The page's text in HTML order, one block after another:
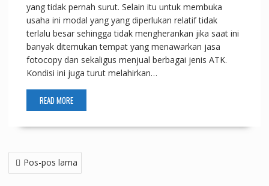
yang tidak pernah surut. Selain itu untuk membuka
usaha ini modal yang yang diperlukan relatif tidak
terlalu besar sehingga tidak mengherankan jika saat ini
banyak ditemukan tempat yang menawarkan jasa
fotocopy dan sekaligus menjual berbagai jenis ATK.
Kondisi ini juga turut melahirkan…
READ MORE
Navigasi
pos
Pos-pos lama